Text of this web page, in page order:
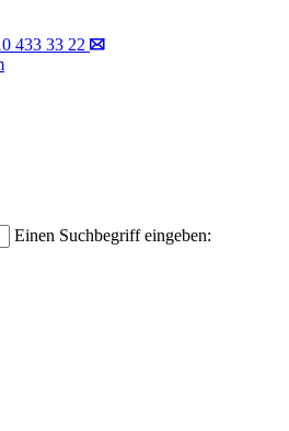
433 33 22
Einen Suchbegriff eingeben: